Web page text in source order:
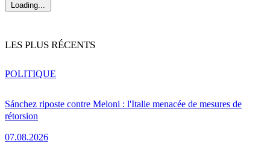
Loading...
LES PLUS RÉCENTS
Sánchez riposte contre Meloni : l'Italie menacée de mesures de
rétorsion
07.08.2026
POLITIQUE